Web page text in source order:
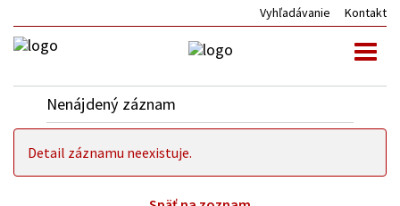
Vyhľadávanie Kontakt
Nenájdený záznam
Detail záznamu neexistuje.